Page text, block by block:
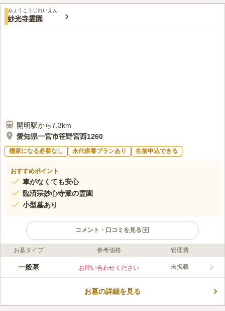
口コミ評価
この霊園はまだ誰からも評価されていません。
みょうこうじれいえん
妙光寺霊園
開明駅から7.3km
愛知県一宮市笹野宮西1260
檀家になる必要なし 永代供養プランあり 生前申込できる
おすすめポイント
車がなくても安心
臨済宗妙心寺派の霊園
小型墓あり
コメント・口コミを見る
ライフドット編集部のコメント
地元の方に親しまれてきた古刹の寺院墓地です。 東海北陸自動
す。 開放感がある墓域ですが、生け垣で覆われています。 その
お墓タイプ 参考価格 管理費
一般墓 お問い合わせください 未掲載
お墓の詳細を見る